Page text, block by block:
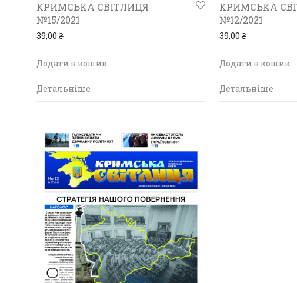
КРИМСЬКА СВІТЛИЦЯ
№15/2021
39,00 ₴
Додати в кошик
Детальніше
КРИМСЬКА
№12/2021
39,00 ₴
Додати в кошик
Детальніше